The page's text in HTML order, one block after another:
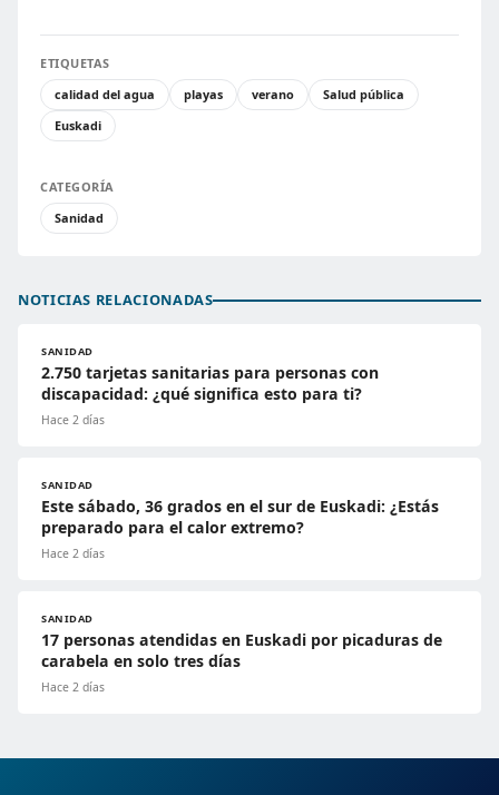
ETIQUETAS
calidad del agua
playas verano
Salud pública
Euskadi
CATEGORÍA
Sanidad
NOTICIAS RELACIONADAS
SANIDAD
2.750 tarjetas sanitarias para personas con
discapacidad: ¿qué significa esto para ti?
Hace 2 días
SANIDAD
Este sábado, 36 grados en el sur de Euskadi: ¿Estás
preparado para el calor extremo?
Hace 2 días
SANIDAD
17 personas atendidas en Euskadi por picaduras de
carabela en solo tres días
Hace 2 días